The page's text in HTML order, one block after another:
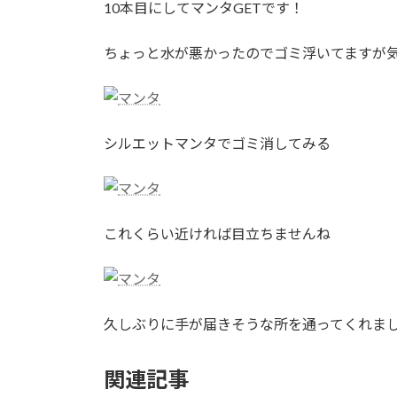
:
10本目にしてマンタGETです！
ちょっと水が悪かったのでゴミ浮いてますが
シルエットマンタでゴミ消してみる
これくらい近ければ目立ちませんね
久しぶりに手が届きそうな所を通ってくれま
関連記事